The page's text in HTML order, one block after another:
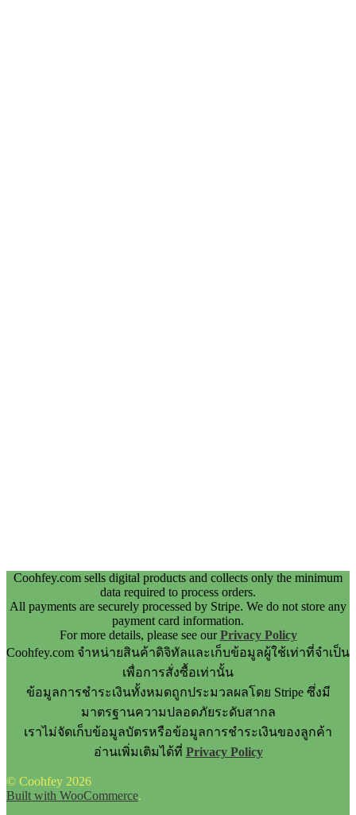
Coohfey.com sells digital products and collects only the minimum
data required to process orders.
All payments are securely processed by Stripe. We do not store any
payment card information.
For more details, please see ourPrivacy Policy
Coohfey.com จำหน่ายสินค้าดิจิทัลและเก็บข้อมูลผู้ใช้เท่าที่จำเป็น
เพื่อการสั่งซื้อเท่านั้น
ข้อมูลการชำระเงินทั้งหมดถูกประมวลผลโดย Stripe ซึ่งมี
มาตรฐานความปลอดภัยระดับสากล
เราไม่จัดเก็บข้อมูลบัตรหรือข้อมูลการชำระเงินของลูกค้า
อ่านเพิ่มเติมได้ที่ Privacy Policy
© Coohfey 2026
Built with WooCommerce.